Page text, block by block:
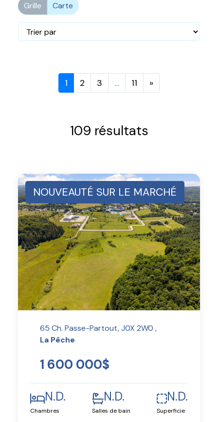
Grille Carte
1 2 3 … 11 »
109 résultats
NOUVEAUTÉ SUR LE MARCHÉ
65 Ch. Passe-Partout, J0X 2W0 ,
La Pêche
1 600 000$
N.D.
Chambres
N.D.
Salles de bain
N.D.
Superficie